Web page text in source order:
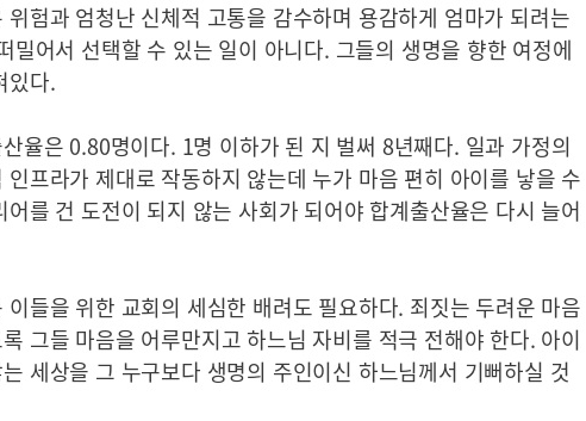
험과 엄청난 신체적 고통을 감수하며 용감하게 엄마가 되려는
밀어서 선택할 수 있는 일이 아니다. 그들의 생명을 향한 여정에
있다.
율은 0.80명이다. 1명 이하가 된 지 벌써 8년째다. 일과 가정의
인프라가 제대로 작동하지 않는데 누가 마음 편히 아이를 낳을 수
를 건 도전이 되지 않는 사회가 되어야 합계출산율은 다시 늘어
들을 위한 교회의 세심한 배려도 필요하다. 죄짓는 두려운 마음
그들 마음을 어루만지고 하느님 자비를 적극 전해야 한다. 아이
세상을 그 누구보다 생명의 주인이신 하느님께서 기뻐하실 것